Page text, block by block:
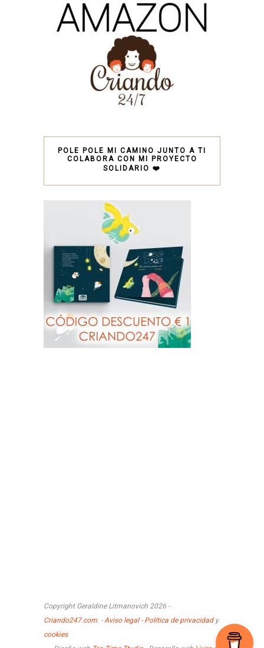
POLE POLE MI CAMINO JUNTO A TI
COLABORA CON MI PROYECTO
SOLIDARIO ❤️
Copyright Geraldine Litmanovich 2026 -
Criando247.com. -Aviso legal - Política de privacidady
cookies